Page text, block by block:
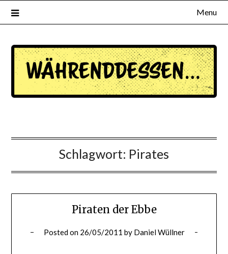
Menu
Schlagwort: Pirates
Piraten der Ebbe
Posted on 26/05/2011 by Daniel Wüllner